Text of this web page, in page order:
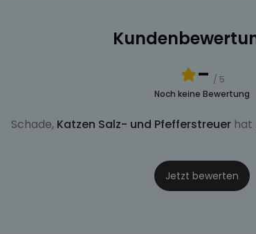
- / 5
Noch keine Bewertung
Schade, Katzen Salz- und Pfefferstreuer hat
Jetzt bewerten